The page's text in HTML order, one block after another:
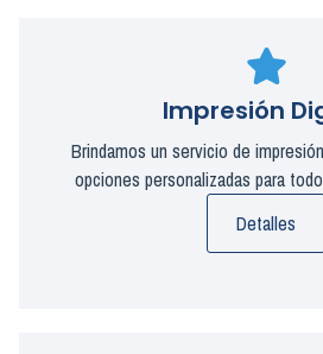
Impresión
Brindamos un servicio de
opciones personalizadas para
Detalles